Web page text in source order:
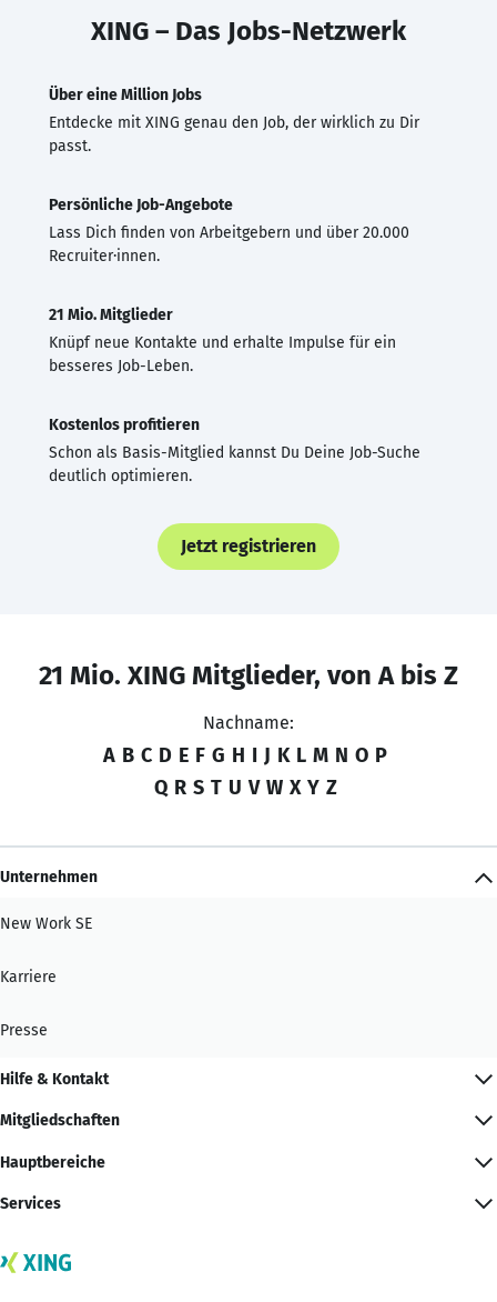
XING – Das Jobs-Netzwerk
Über eine Million Jobs
Entdecke mit XING genau den Job, der wirklich zu Dir
passt.
Persönliche Job-Angebote
Lass Dich finden von Arbeitgebern und über 20.000
Recruiter·innen.
21 Mio. Mitglieder
Knüpf neue Kontakte und erhalte Impulse für ein
besseres Job-Leben.
Kostenlos profitieren
Schon als Basis-Mitglied kannst Du Deine Job-Suche
deutlich optimieren.
Jetzt registrieren
21 Mio. XING Mitglieder, von A bis Z
Nachname:
A B C D E F G H I J K L M N O P
Q R S T U V W X Y Z
Unternehmen
New Work SE
Karriere
Presse
Hilfe & Kontakt
Mitgliedschaften
Hauptbereiche
Services